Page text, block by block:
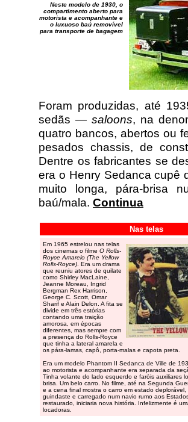
Neste modelo de 1930, o
compartimento aberto para
motorista e acompanhante e
o luxuoso baú removível
para transporte de bagagem
Foram produzidas, até
sedãs — saloons, na
quatro bancos, abertos ou
pesados chassis, de
Dentre os fabricantes se
era o Henry Sedanca cupê
muito longa, pára-brisa
baú/mala. Continua
Nas telas
Em 1965 estrelou nas telas
dos cinemas o filme O Rolls-
Royce Amarelo (The Yellow
Rolls-Royce) . Era um drama
que reuniu atores de quilate
como Shirley MacLaine,
Jeanne Moreau, Ingrid
Bergman Rex Harrison,
George C. Scott, Omar
Sharif e Alain Delon. A fita se
divide em três estórias
contando uma traição
amorosa, em épocas
diferentes, mas sempre com
a presença do Rolls-Royce
que tinha a lateral amarela e
os pára-lamas, capô, porta-malas e capota preta.
Era um modelo Phantom II Sedanca de Ville de
ao motorista e acompanhante era separada da
Tinha volante do lado esquerdo e faróis auxiliares
brisa. Um belo carro. No filme, até na Segunda
e a cena final mostra o carro em estado
guindaste e carregado num navio rumo aos
restaurado, iniciaria nova história. Infelizmente é
locadoras.